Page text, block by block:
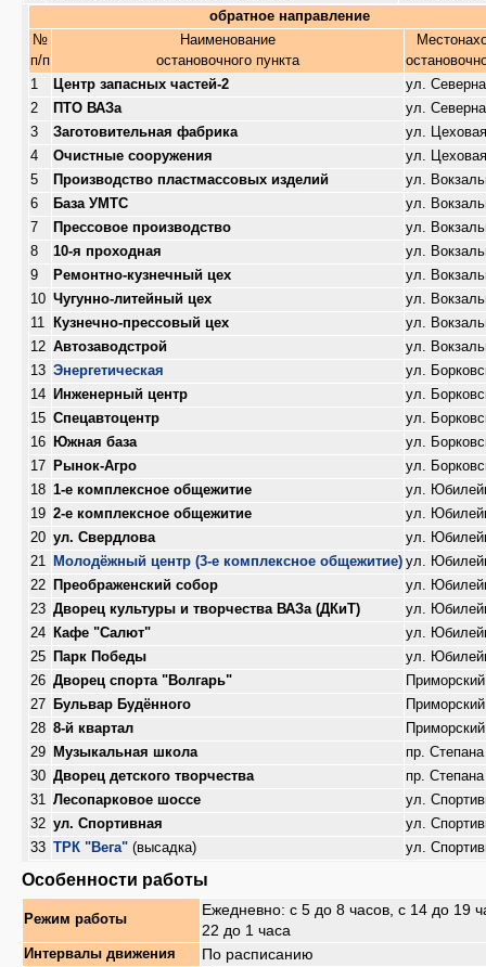
обратное направление
№
п/п
Наименование
остановочного пункта
1
Центр запасных частей-2
ул.
2
ПТО ВАЗа
ул.
3
Заготовительная фабрика
ул. Цеховая
4
Очистные сооружения
ул. Цеховая
5
Производство пластмассовых изделий
ул.
6
База УМТС
ул.
7
Прессовое производство
ул.
8
10-я проходная
ул.
9
Ремонтно-кузнечный цех
ул.
10 Чугунно-литейный цех
ул.
11
Кузнечно-прессовый цех
ул.
12 Автозаводстрой
ул.
13 Энергетическая
ул.
14
Инженерный центр
ул.
15 Спецавтоцентр
ул.
16
Южная база
ул.
17
Рынок-Агро
ул.
18 1-е комплексное общежитие
ул.
19 2-е комплексное общежитие
ул.
20 ул. Свердлова
ул.
21
Молодёжный центр (3-е комплексное общежитие) ул.
22
Преображенский собор
ул.
23 Дворец культуры и творчества ВАЗа (ДКиТ)
ул.
24
Кафе "Салют"
ул.
25
Парк Победы
ул.
26 Дворец спорта "Волгарь"
27
Бульвар Будённого
28 8-й квартал
29
Музыкальная школа
пр.
30 Дворец детского творчества
пр.
31
Лесопарковое шоссе
ул.
32 ул. Спортивная
ул.
33 ТРК "Вега" (высадка) ул.
Особенности работы
Режим работы
Ежедневно: с 5 до 8 часов, с 14 до 19
22 до 1 часа
Интервалы движения По расписанию